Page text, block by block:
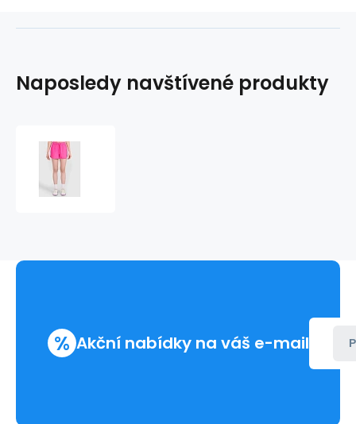
Naposledy navštívené produkty
% Akční nabídky na váš e-mail